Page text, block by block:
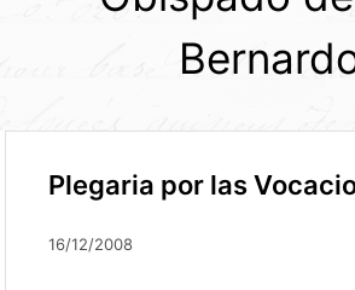
Plegaria por las
16/12/2008